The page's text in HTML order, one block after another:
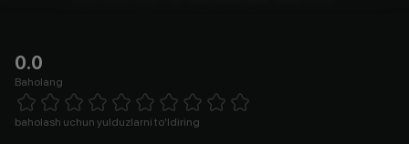
0.0
Baholang
1 Star 2 Stars 3 Stars 4 Stars5 Stars 6 Stars7 Stars8 Stars
baholash uchun yulduzlarni to'ldiring